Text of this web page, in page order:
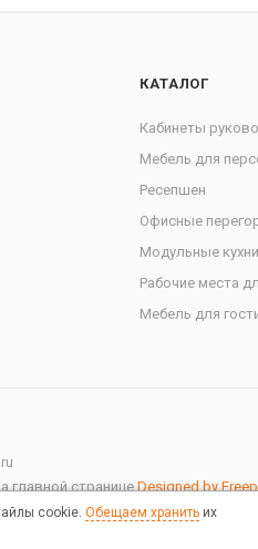
КАТАЛОГ
Кабинеты
Мебель для
Ресепшен
Офисные
Модульные кухни
Рабочие места
Мебель для
главной страницеDesigned by
cookie. Обещаем хранить их